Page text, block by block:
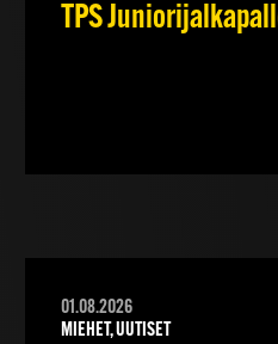
TPS
01.08.2026
MIEHET, UUTISET